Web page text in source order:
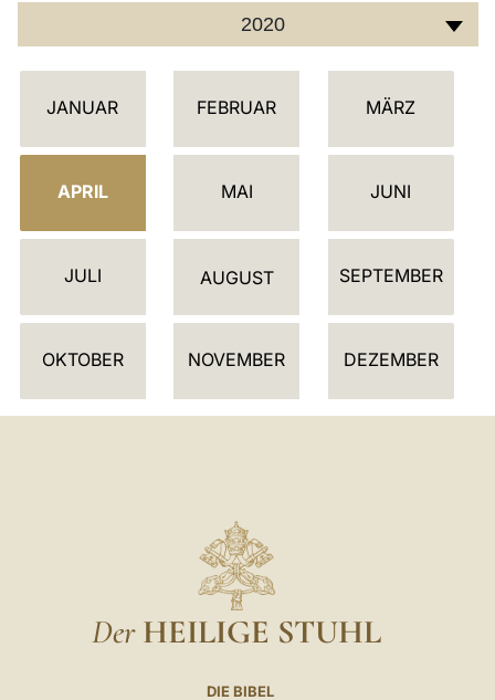
2020
K
L
D
R
JANUAR FEBRUAR MÄRZ
APRIL MAI JUNI
JULI AUGUST SEPTEMBER
OKTOBER NOVEMBER DEZEMBER
Der HEILIGE STUHL
DIE BIBEL